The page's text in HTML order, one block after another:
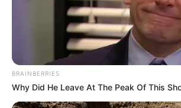
BRAINBERRIES
Why Did He Leave At The Peak Of This